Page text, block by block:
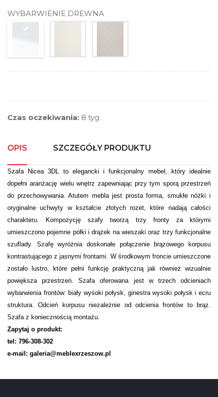
WYBARWIENIE DREWNA
Czas oczekiwania: 8 tyg.
OPIS SZCZEGÓŁY PRODUKTU
Szafa Nicea 3DL to elegancki i funkcjonalny mebel, który idealnie
dopełni aranżację wielu wnętrz zapewniając przy tym sporą przestrzeń
do przechowywania. Atutem mebla jest prosta forma, smukłe nóżki i
oryginalne uchwyty w kształcie złotych rozet, które nadają całości
charakteru. Kompozycję szafy tworzą trzy fronty za którymi
umieszczono pojemne półki i drążek na wieszaki oraz trzy funkcjonalne
szuflady. Szafę wyróżnia doskonałe połączenie brązowego korpusu
kontrastującego z jasnymi frontami. W środkowym froncie umieszczone
zostało lustro, które pełni funkcję praktyczną jak również wizualnie
powiększa przestrzeń. Szafa oferowana jest w trzech odcieniach
wybarwienia frontów: biały wysoki połysk, ginestra wysoki połysk i ecru
struktura. Odcień korpusu niezależnie od odcienia frontów to brąz.
Szafa z koniecznością montażu.
Zapytaj o produkt:
tel: 796-308-302
e-mail: galeria@meblexrzeszow.pl